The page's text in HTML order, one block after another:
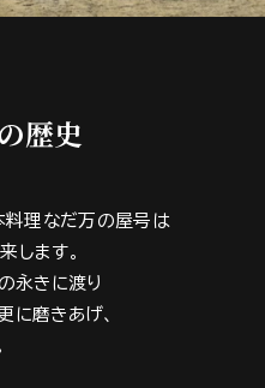
歴史
理なだ万の屋号は
します。
永きに渡り
磨きあげ、